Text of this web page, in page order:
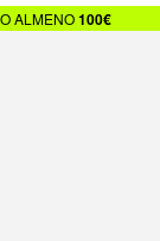
ALMENO100€